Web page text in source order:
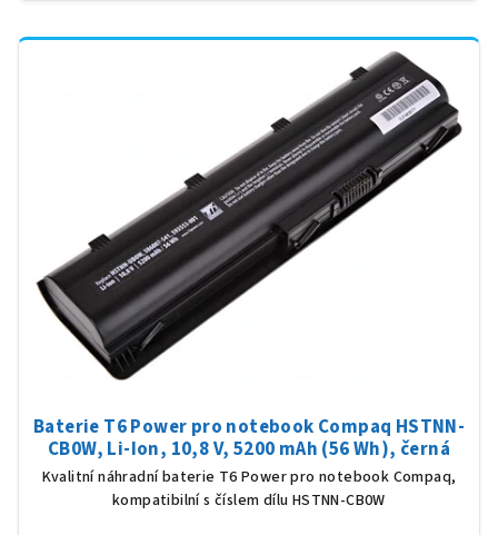
Baterie T6 Power pro notebook Compaq HSTNN-
CB0W, Li-Ion, 10,8 V, 5200 mAh (56 Wh), černá
Kvalitní náhradní baterie T6 Power pro notebook Compaq,
kompatibilní s číslem dílu HSTNN-CB0W